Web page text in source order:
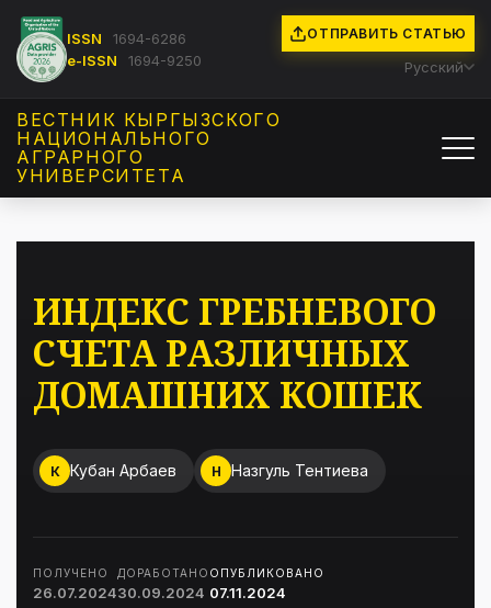
ISSN
1694-6286
e-ISSN
1694-9250
ОТПРАВИТЬ СТАТЬЮ
Русский
ВЕСТНИК КЫРГЫЗCКОГО
НАЦИОНАЛЬНОГО
АГРАРНОГО
УНИВЕРСИТЕТА
ИНДЕКС ГРЕБНЕВОГО
СЧЕТА РАЗЛИЧНЫХ
ДОМАШНИХ КОШЕК
К Кубан Арбаев Н Назгуль Тентиева
ПОЛУЧЕНО
26.07.2024
ДОРАБОТАНО
30.09.2024
ОПУБЛИКОВАНО
07.11.2024